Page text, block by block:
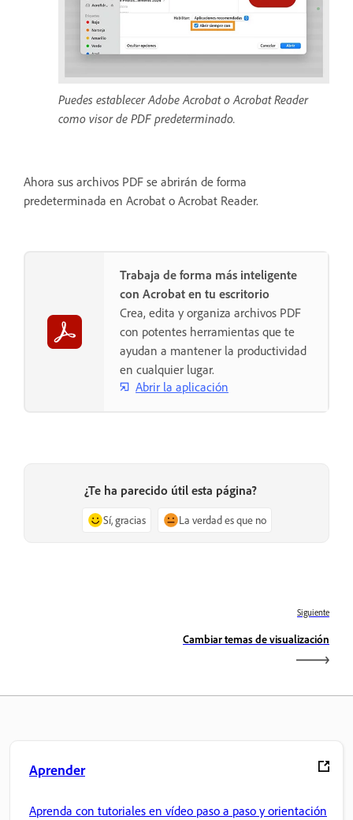
Puedes establecer Adobe Acrobat o Acrobat Reader
como visor de PDF predeterminado.
Ahora sus archivos PDF se abrirán de forma
predeterminada en Acrobat o Acrobat Reader.
Trabaja de forma más inteligente
con Acrobat en tu escritorio
Crea, edita y organiza archivos PDF
con potentes herramientas que te
ayudan a mantener la productividad
en cualquier lugar.
Abrir la aplicación
¿Te ha parecido útil esta página?
Sí, gracias La verdad es que no
Siguiente
Cambiar temas de visualización
Aprender
Aprenda con tutoriales en vídeo paso a paso y orientación